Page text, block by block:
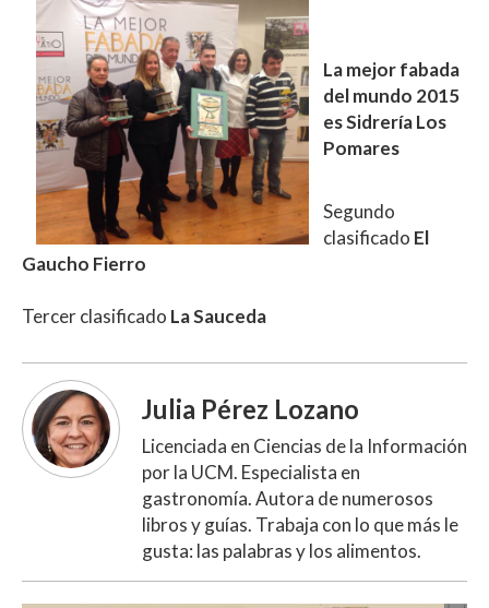
La mejor fabada
del mundo 2015
es Sidrería Los
Pomares
Segundo
clasificado El
Gaucho Fierro
Tercer clasificado La Sauceda
Julia Pérez Lozano
Licenciada en Ciencias de la Información
por la UCM. Especialista en
gastronomía. Autora de numerosos
libros y guías. Trabaja con lo que más le
gusta: las palabras y los alimentos.